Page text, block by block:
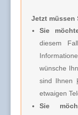
Jetzt müssen
Sie
diesem
wünsche
sind Ihnen
etwaigen
Sie